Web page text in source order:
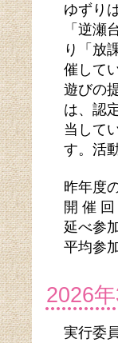
ゆずり
「逆瀬
り「放
催して
遊びの
は、認
当して
す。活
昨年度
開 催
延べ参
平均参
2026
実行委